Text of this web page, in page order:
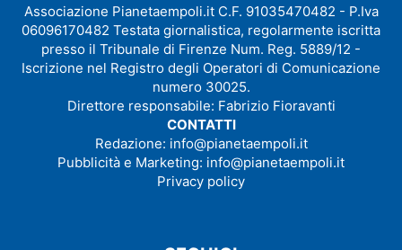
Associazione Pianetaempoli.it C.F. 91035470482 - P.Iva
06096170482 Testata giornalistica, regolarmente iscritta
presso il Tribunale di Firenze Num. Reg. 5889/12 -
Iscrizione nel Registro degli Operatori di Comunicazione
numero 30025.
Direttore responsabile: Fabrizio Fioravanti
CONTATTI
Redazione: info@pianetaempoli.it
Pubblicità e Marketing: info@pianetaempoli.it
Privacy policy